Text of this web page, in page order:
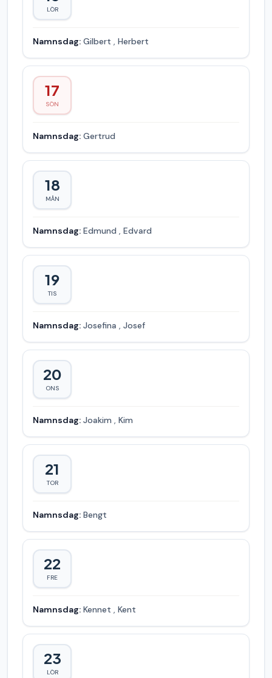
LÖR
Namnsdag: Gilbert , Herbert
17
SÖN
Namnsdag: Gertrud
18
MÅN
Namnsdag: Edmund , Edvard
19
TIS
Namnsdag: Josefina , Josef
20
ONS
Namnsdag: Joakim , Kim
21
TOR
Namnsdag: Bengt
22
FRE
Namnsdag: Kennet , Kent
23
LÖR